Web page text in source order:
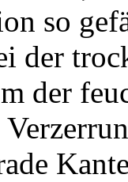
so
der
der